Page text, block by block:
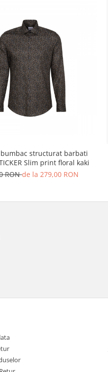
bumbac structurat barbati
Slim print floral kaki
RONde la 279,00 RON